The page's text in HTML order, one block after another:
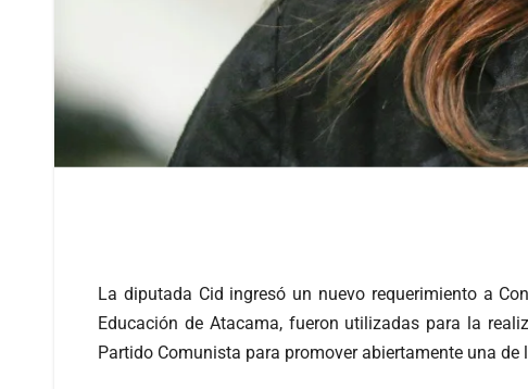
La diputada Cid ingresó un nuevo requerimiento a
Educación de Atacama, fueron utilizadas para la
Partido Comunista para promover abiertamente una